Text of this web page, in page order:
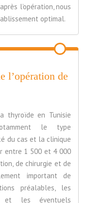
l’opération, nous
optimal.
l’opération de
thyroïde en Tunisie
le type
du cas et la clinique
entre 1 500 et 4 000
de chirurgie et de
important de
préalables, les
et les éventuels